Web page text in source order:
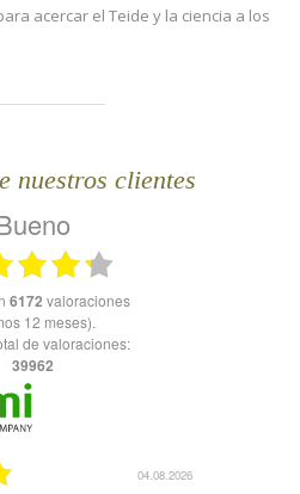
acercar el Teide y la ciencia a los
nuestros clientes
6172 valoraciones
12 meses).
de valoraciones:
39962
04.08.2026